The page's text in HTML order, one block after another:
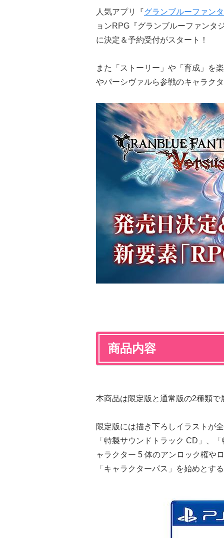
人気アプリ『グランブルーファン
ョンRPG『グランブルーファンタ
に決定＆予約受付がスタート！
また「ストーリー」や「育成」を
やパーシヴァルら参戦のキャラク
商品内容
本商品は限定版と通常版の2種類で
限定版には描き下ろしイラストが
「特製サウンドトラック CD」、
ャラクター 5 体のアンロック権や
「キャラクターパス」を始めとす